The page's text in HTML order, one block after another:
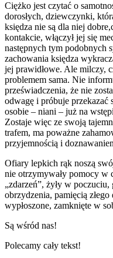
Ciężko jest czytać o
dorosłych, dziewczynki,
księdza nie są dla niej
kontakcie, włączył jej się
następnych tym podobnych
zachowania księdza
jej prawidłowe. Ale milczy,
problemem sama. Nie
przeświadczenia, że nie
odwagę i próbuje przekazać
osobie – niani – już na
Zostaje więc ze swoją
trafem, ma poważne
przyjemnością i
Ofiary lepkich rąk noszą
nie otrzymywały pomocy w
„zdarzeń”, żyły w
obrzydzenia, pamięcią
wypłoszone, zamknięte w
Są wśród nas!
Polecamy cały tekst!